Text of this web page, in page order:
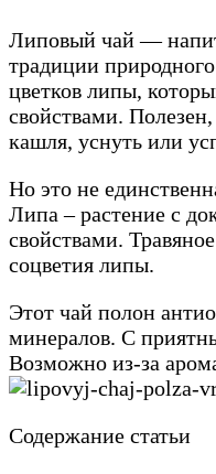
Липовый чай —
традиции
цветков липы,
свойствами.
кашля, уснуть или
Но это не
Липа – растение с
свойствами.
соцветия липы.
Этот чай полон
минералов. С
Возможно из-за
Содержание статьи